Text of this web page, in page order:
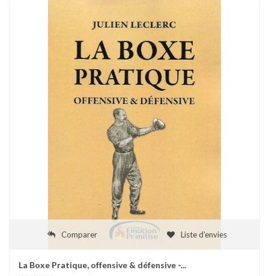
Comparer Liste d'envies
La Boxe Pratique, offensive & défensive -...